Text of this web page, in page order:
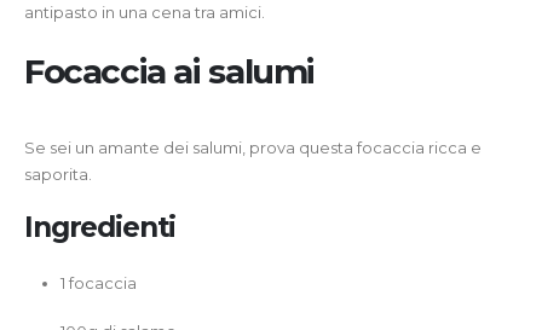
antipasto in una cena tra amici.
Focaccia ai salumi
Se sei un amante dei salumi, prova questa focaccia ricca e
saporita.
Ingredienti
1 focaccia